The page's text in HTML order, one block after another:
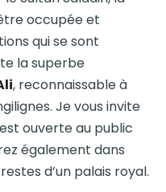
occupée et
qui se sont
la superbe
, reconnaissable à
Je vous invite
ouverte au public
également dans
d’un palais royal.